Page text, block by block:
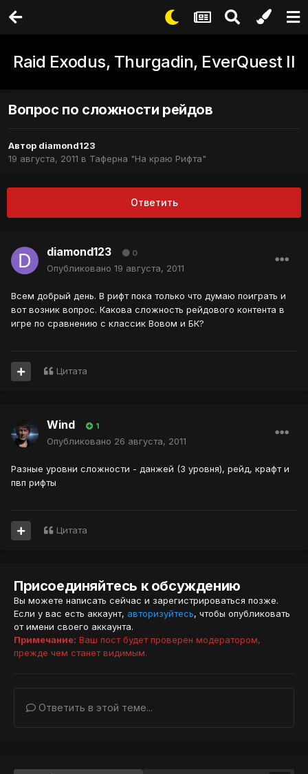
Raid Exodus, Thurgadin, EverQuest II
Вопрос по сложности рейдов
Автор diamond123
19 августа, 2011 в Таферна "На краю Рифта"
Ответить
diamond123 0
Опубликовано 19 августа, 2011
Всем добрый день. В рифт пока только что думаю поиграть и
вот возник вопрос. Какова сложность рейдового контента в
игре по сравнению с классик Вовом и БК?
Цитата
Wind 1
Опубликовано 26 августа, 2011
Разные уровни сложности - данжей (3 уровня), рейд, крафт и
пвп рифты
Цитата
Присоединяйтесь к обсуждению
Вы можете написать сейчас и зарегистрироваться позже.
Если у вас есть аккаунт, авторизуйтесь, чтобы опубликовать
от имени своего аккаунта.
Примечание: Ваш пост будет проверен модератором,
прежде чем станет видимым.
Ответить в этой теме...